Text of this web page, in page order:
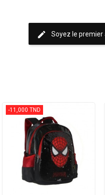
edit Soyez le premier
-11,000 TND